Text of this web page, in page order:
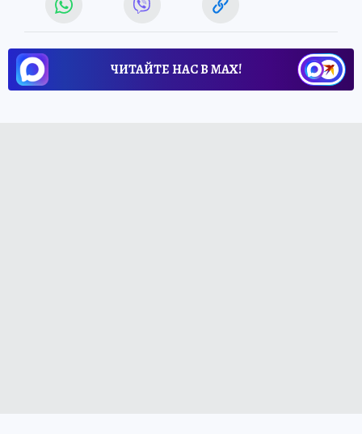
ЧИТАЙТЕ НАС В МАХ!